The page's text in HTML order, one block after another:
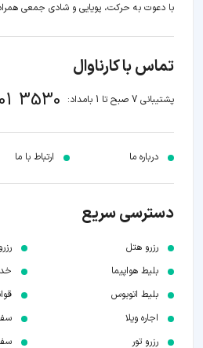
با دعوت به حرکت، پویایی و شادی جمعی
تماس با کارناوال
پشتیبانی 7 صبح تا 1 بامداد: 3530
درباره ما ارتباط با ما
دسترسی سریع
رزرو هتل
بلیط هواپیما
بلیط اتوبوس
اجاره ویلا
رزرو تور